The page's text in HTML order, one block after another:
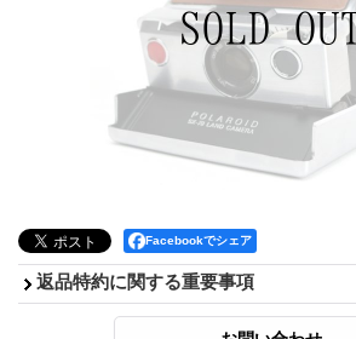
Facebookでシェア
返品特約に関する重要事項